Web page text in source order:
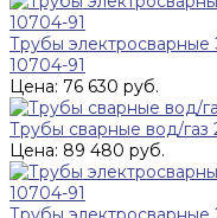
Трубы
10704-91
Цена: 76 630 руб.
Трубы сварные вод/газ
Цена: 89 480 руб.